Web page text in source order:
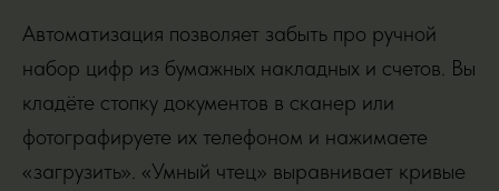
Автоматизация позволяет забыть про ручной
набор цифр из бумажных накладных и счетов. Вы
кладёте стопку документов в сканер или
фотографируете их телефоном и нажимаете
«загрузить». «Умный чтец» выравнивает кривые